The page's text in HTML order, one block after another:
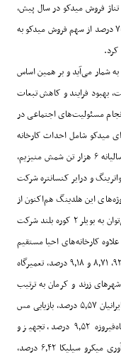
فروش میدکو در سال پیش،
درصد از سهم فروش میدکو به
.
شمار می‌آید و بر همین اساس
بهبود فرایند و کاهش تبعات
مسئولیت‌های اجتماعی در
میدکو شامل احداث کارخانه
۶ هزار تن شمش منیزیم،
و درایر کنسانتره شرکت
این هلدینگ هم‌اکنون از
به بویلر۲ کوره بلند شرکت
کارخانه‌های احیا مستقیم
۹۲،۷۱٫۸و ۱۸٫۹درصد، تعمیرگاه
زرند و کرمان به ترتیب
۵۷٫۵ درصد، بازیابی مس
۵۲٫۹ درصد، تجهیز و
میکرو سیلیکا۴۲٫۶ درصد،